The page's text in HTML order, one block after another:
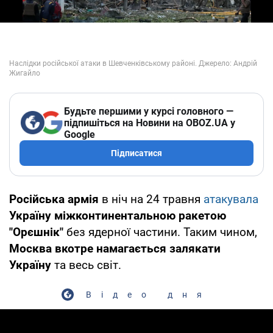
Будьте першими у курсі головного —
підпишіться на Новини на OBOZ.UA у
Google
Підписатися
Російська армія в ніч на 24 травня атакувала
Україну міжконтинентальною ракетою
"Орєшнік" без ядерної частини. Таким чином,
Москва вкотре намагається залякати
Україну та весь світ.
Відео дня